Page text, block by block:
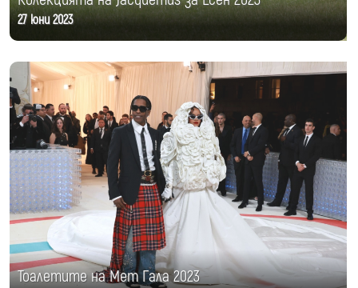
27 юни 2023
Тоалетите на Мет Гала 2023